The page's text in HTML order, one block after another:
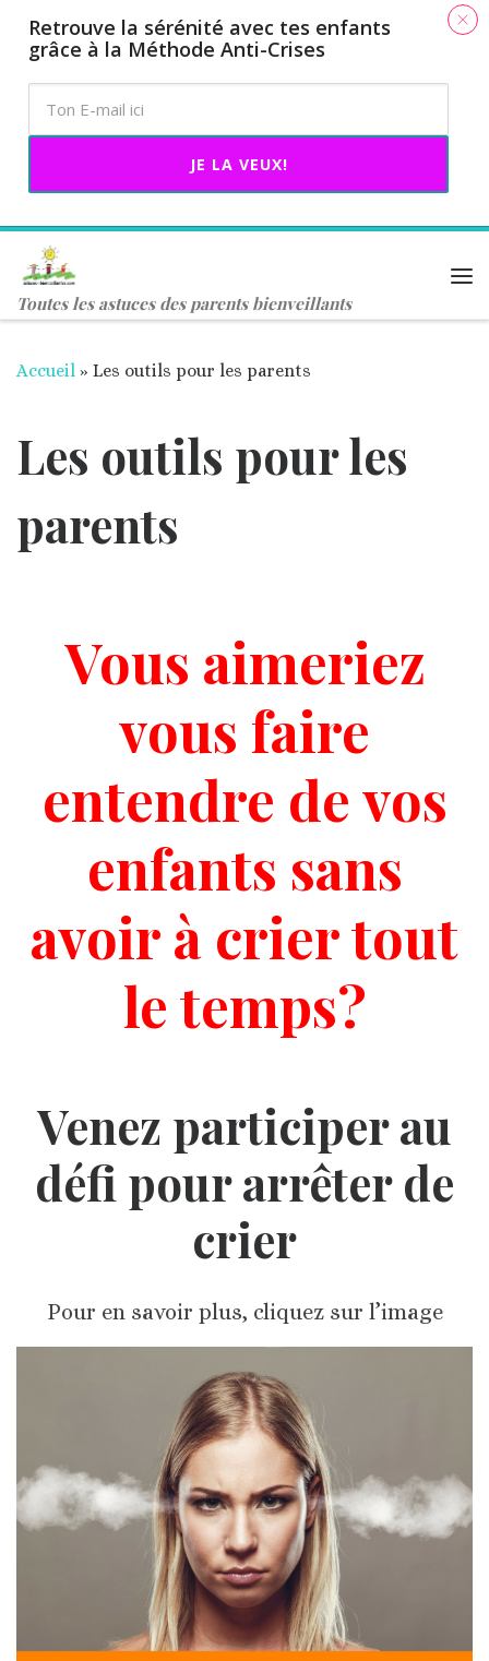
Passer au contenu
Toutes les astuces des parents bienveillants
Accueil » Les outils pour les parents
Les outils pour les
parents
Vous aimeriez
vous faire
entendre de vos
enfants sans
avoir à crier tout
le temps?
Venez participer au
défi pour arrêter de
crier
Pour en savoir plus, cliquez sur l’image
​Retrouve la sérénité avec tes enfants
grâce à la Méthode Anti-Crises
JE LA VEUX!